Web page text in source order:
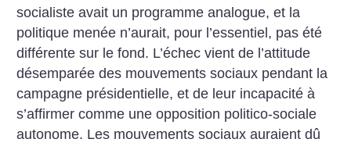
socialiste avait un programme analogue, et la
politique menée n’aurait, pour l’essentiel, pas été
différente sur le fond. L’échec vient de l’attitude
désemparée des mouvements sociaux pendant la
campagne présidentielle, et de leur incapacité à
s’affirmer comme une opposition politico-sociale
autonome. Les mouvements sociaux auraient dû